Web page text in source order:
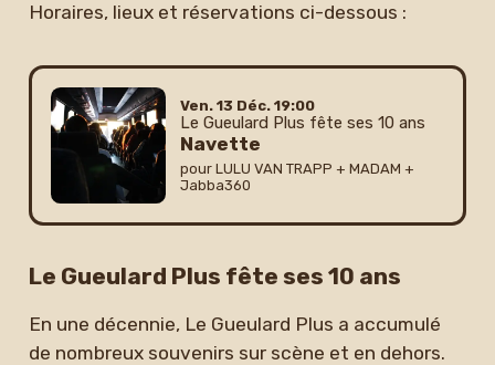
Horaires, lieux et réservations ci-dessous :
vendredi
Ven. 13 décembre
Déc. 19:00
Le Gueulard Plus fête ses 10 ans
Navette
pour LULU VAN TRAPP + MADAM +
Jabba360
Le Gueulard Plus fête ses 10 ans
En une décennie, Le Gueulard Plus a accumulé
de nombreux souvenirs sur scène et en dehors.